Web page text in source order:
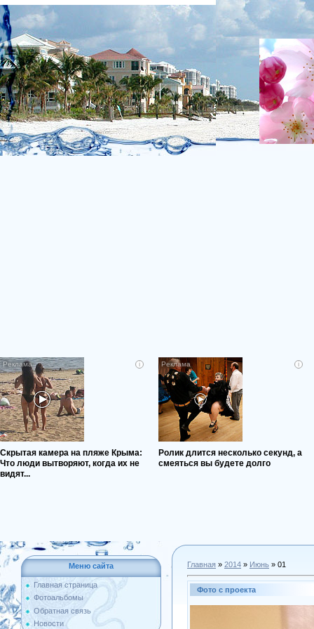
i
Скрытая камера на пляже Крыма:
Что люди вытворяют, когда их не
видят...
i
Ролик длится несколько секунд, а
смеяться вы будете долго
Меню сайта
Главная страница
Фотоальбомы
Обратная связь
Новости
Главная » 2014 » Июнь » 01
Фото с проекта